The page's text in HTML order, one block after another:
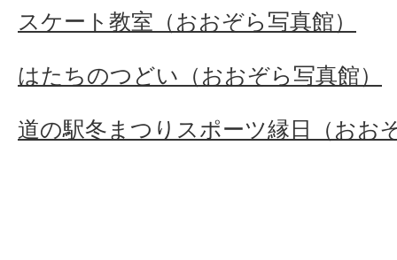
スケート教室（おおぞら写真館）
はたちのつどい（おおぞら写真館）
道の駅冬まつりスポーツ縁日（おお